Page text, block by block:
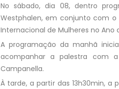
No sábado, dia 08, dentro
Westphalen, em conjunto com o
Internacional de Mulheres no Ano
A programação da manhã
acompanhar a palestra com a
Campanella.
À tarde, a partir das 13h30min, a